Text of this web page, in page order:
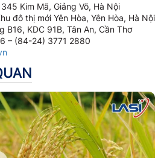
Kim Mã, Giảng Võ, Hà Nội
đô thị mới Yên Hòa, Yên Hòa, Hà Nội
B16, KDC 91B, Tân An, Cần Thơ
– (84-24) 3771 2880